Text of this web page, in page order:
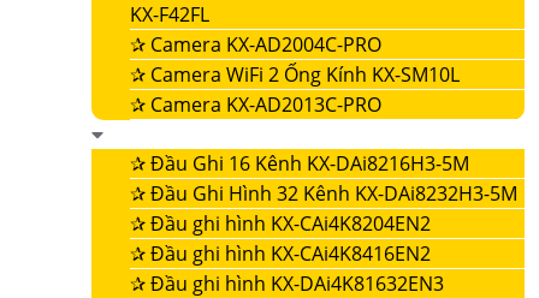
KX-F42FL
✰ Camera KX-AD2004C-PRO
✰ Camera WiFi 2 Ống Kính KX-SM10L
✰ Camera KX-AD2013C-PRO
✰Đầu Ghi 16 Kênh KX-DAi8216H3-5M
✰Đầu Ghi Hình 32 Kênh KX-DAi8232H3-5M
✰Đầu ghi hình KX-CAi4K8204EN2
✰Đầu ghi hình KX-CAi4K8416EN2
✰Đầu ghi hình KX-DAi4K81632EN3